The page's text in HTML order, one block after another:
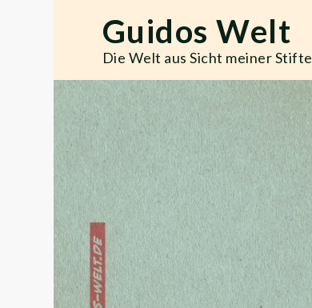
Guidos Welt
Die Welt aus Sicht meiner Stifte